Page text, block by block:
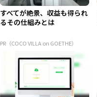
すべてが絶景、収益も得られ
るその仕組みとは
PR（COCO VILLA on GOETHE）